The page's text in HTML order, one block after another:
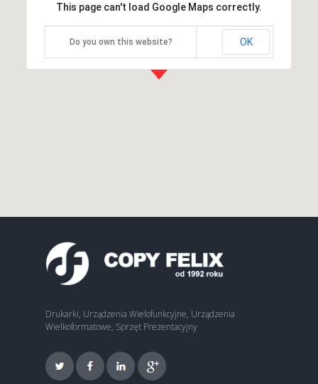
This page can't load Google Maps correctly.
Do you own this website? OK
Drukarki, Urządzenia Wielofunkcyjne, Urządzenia
Wielkoformatowe, Sprzęt Prezentacyjny